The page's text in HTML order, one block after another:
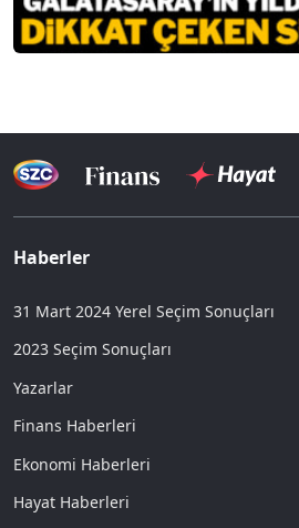
Haberler
31 Mart 2024 Yerel Seçim Sonuçları
2023 Seçim Sonuçları
Yazarlar
Finans Haberleri
Ekonomi Haberleri
Hayat Haberleri